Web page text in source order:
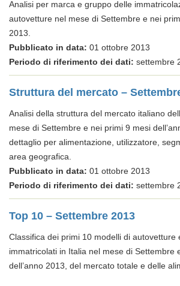
Analisi per marca e gruppo delle
autovetture nel mese di Settembre e nei
2013.
Pubblicato in data: 01 ottobre 2013
Periodo di riferimento dei dati: settembre
Struttura del mercato –
Analisi della struttura del mercato italiano
mese di Settembre e nei primi 9 mesi
dettaglio per alimentazione, utilizzatore,
area geografica.
Pubblicato in data: 01 ottobre 2013
Periodo di riferimento dei dati: settembre
Top 10 – Settembre 2013
Classifica dei primi 10 modelli di autovetture
immatricolati in Italia nel mese di Settembre
dell’anno 2013, del mercato totale e delle